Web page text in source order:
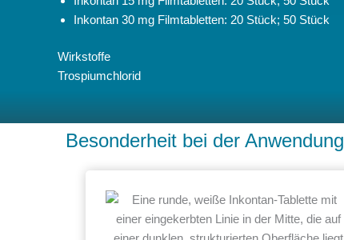
Inkontan 30 mg Filmtabletten: 20 Stück; 50 Stück
Wirkstoffe
Trospiumchlorid
Besonderheit bei der Anwendung